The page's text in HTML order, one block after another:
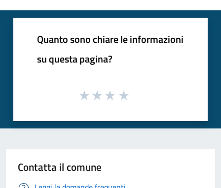
Quanto sono chiare le informazioni
su questa pagina?
Contatta il comune